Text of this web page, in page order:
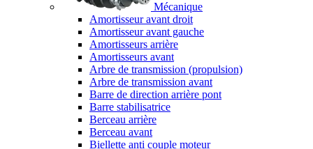
Mécanique
Amortisseur avant droit
Amortisseur avant gauche
Amortisseurs arrière
Amortisseurs avant
Arbre de transmission (propulsion)
Arbre de transmission avant
Barre de direction arrière pont
Barre stabilisatrice
Berceau arrière
Berceau avant
Biellette anti couple moteur